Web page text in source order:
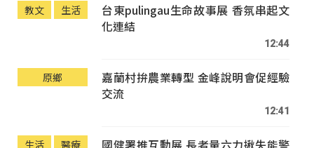
教文 生活
台東pulingau生命故事展 香氛串起文
化連結
12:44
原鄉
嘉蘭村拚農業轉型 金峰說明會促經驗
交流
12:41
生活 醫療
國健署推互動展 長者量六力揪失能警